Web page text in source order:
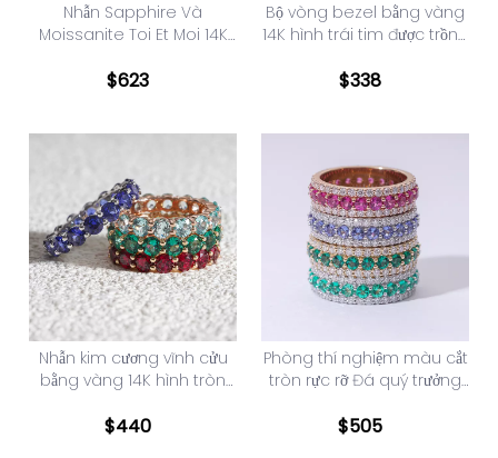
Nhẫn Sapphire Và
Moissanite Toi Et Moi 14K
$623
Bộ vòng bezel bằng vàng
14K hình trái tim được trồng
Nhẫn kim cương vĩnh cửu
$338
Nhẫn kim cương vĩnh cửu
bằng vàng 14K hình tròn
$440
Phòng thí nghiệm màu cắt
tròn rực rỡ Đá quý trưởng
cương vàng 14K
$505